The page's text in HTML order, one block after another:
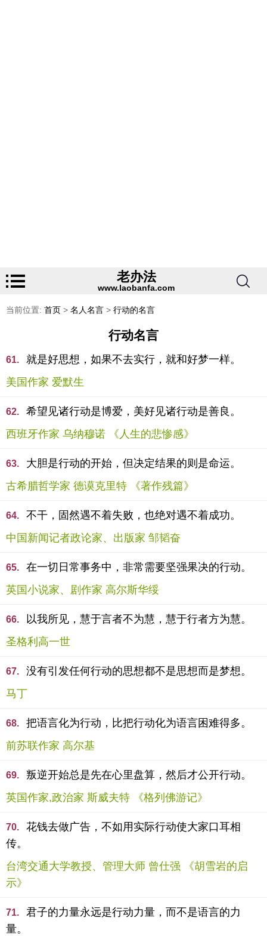
老办法
www.laobanfa.com
当前位置: 首页 > 名人名言 > 行动的名言
行动名言
61.
就是好思想，如果不去实行，就和好梦一样。
美国作家 爱默生
62.
希望见诸行动是博爱，美好见诸行动是善良。
西班牙作家 乌纳穆诺 《人生的悲惨感》
63.
大胆是行动的开始，但决定结果的则是命运。
古希腊哲学家 德谟克里特 《著作残篇》
64.
不干，固然遇不着失败，也绝对遇不着成功。
中国新闻记者政论家、出版家 邹韬奋
65.
在一切日常事务中，非常需要坚强果决的行动。
英国小说家、剧作家 高尔斯华绥
66.
以我所见，慧于言者不为慧，慧于行者方为慧。
圣格利高一世
67.
没有引发任何行动的思想都不是思想而是梦想。
马丁
68.
把语言化为行动，比把行动化为语言困难得多。
前苏联作家 高尔基
69.
叛逆开始总是先在心里盘算，然后才公开行动。
英国作家,政治家 斯威夫特 《格列佛游记》
70.
花钱去做广告，不如用实际行动使大家口耳相
传。
台湾交通大学教授、管理大师 曾仕强 《胡雪岩的启
示》
71.
君子的力量永远是行动力量，而不是语言的力
量。